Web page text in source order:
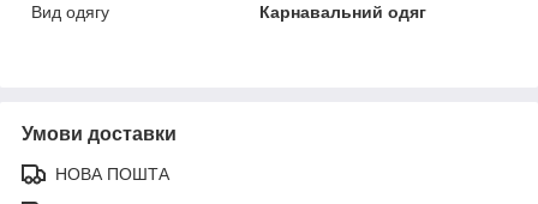
Вид одягу
Карнавальний одяг
Умови доставки
НОВА ПОШТА